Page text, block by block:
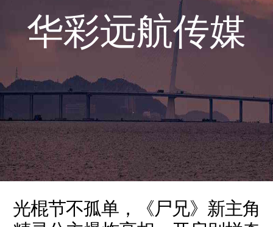
华彩远航传媒
光棍节不孤单，《尸兄》新主角